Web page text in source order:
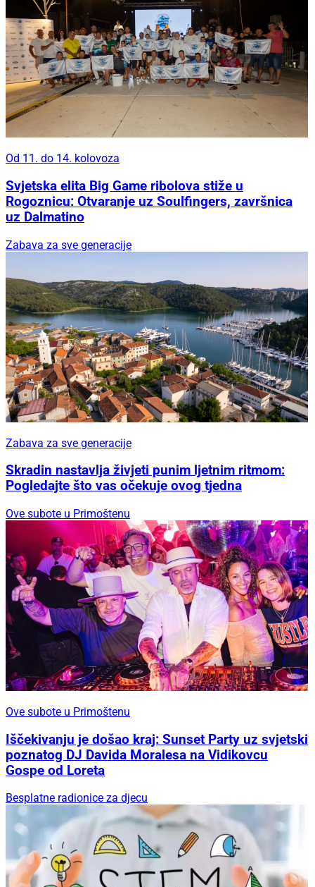
Od 11. do 14. kolovoza
Svjetska elita Big Game ribolova stiže u
Rogoznicu: Otvaranje uz Soulfingers, završnica
uz Dalmatino
Zabava za sve generacije
Zabava za sve generacije
Skradin nastavlja živjeti punim ljetnim ritmom:
Pogledajte što vas očekuje ovog tjedna
Ove subote u Primoštenu
Ove subote u Primoštenu
Iščekivanju je došao kraj: Sunset Party uz svjetski
poznatog DJ Davida Moralesa na Vidikovcu
Gospe od Loreta
Besplatne radionice za djecu